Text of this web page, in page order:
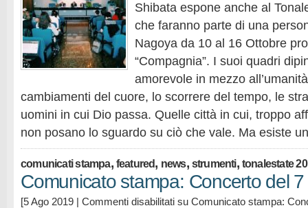
Shibata espone anche al
che faranno parte di una
Nagoya da 10 al 16 Ottobre
“Compagnia”. I suoi quadri
amorevole in mezzo
cambiamenti del cuore, lo scorrere del tempo, le
uomini in cui Dio passa. Quelle città in cui, troppo
non posano lo sguardo su ciò che vale. Ma esiste
comunicati stampa, featured, news, strumenti, tonalestate
Comunicato stampa: Concerto del
[5 Ago 2019 | Commenti disabilitati su Comunicato stampa: